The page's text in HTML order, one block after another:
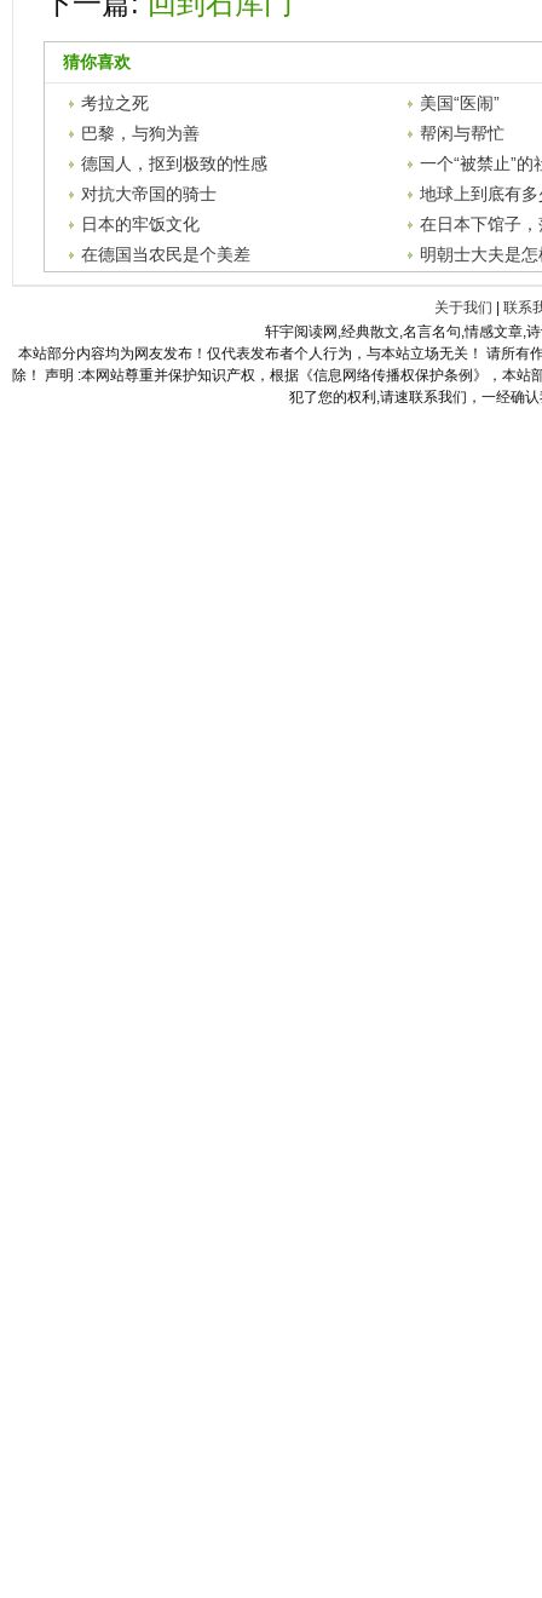
猜你喜欢
考拉之死
美国“医闹”
巴黎，与狗为善
帮闲与帮忙
德国人，抠到极致的性感
一个“被禁止”的
对抗大帝国的骑士
地球上到底有多
日本的牢饭文化
在日本下馆子，
在德国当农民是个美差
明朝士大夫是
关于我们
联系
轩宇阅读网,经典散文,名言名句,情感文章,
本站部分内容均为网友发布！仅代表发布者个人行为，与本站立场无关！ 请所
除！ 声明 :本网站尊重并保护知识产权，根据《信息网络传播权保护条例》，本
犯了您的权利,请速联系我们，一经确